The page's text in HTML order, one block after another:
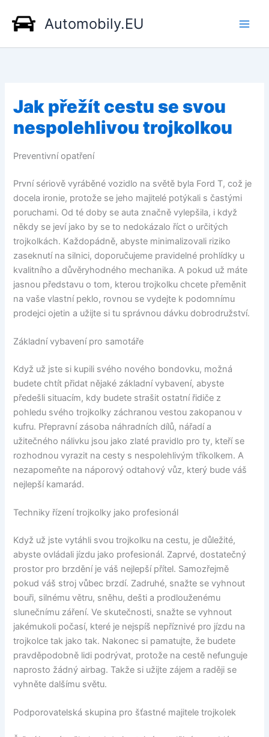
obsah
Automobily.EU
Jak přežít cestu se svou
nespolehlivou trojkolkou
Preventivní opatření
První sériově vyráběné vozidlo na světě byla Ford T, což je
docela ironie, protože se jeho majitelé potýkali s častými
poruchami. Od té doby se auta značně vylepšila, i když
někdy se jeví jako by se to nedokázalo říct o určitých
trojkolkách. Každopádně, abyste minimalizovali riziko
zaseknutí na silnici, doporučujeme pravidelné prohlídky u
kvalitního a důvěryhodného mechanika. A pokud už máte
jasnou představu o tom, kterou trojkolku chcete přeměnit
na vaše vlastní peklo, rovnou se vydejte k podomnímu
prodejci ojetin a užijte si tu správnou dávku dobrodružství.
Základní vybavení pro samotáře
Když už jste si kupili svého nového bondovku, možná
budete chtít přidat nějaké základní vybavení, abyste
předešli situacím, kdy budete strašit ostatní řidiče z
pohledu svého trojkolky záchranou vestou zakopanou v
kufru. Přepravní zásoba náhradních dílů, nářadí a
užitečného nálivku jsou jako zlaté pravidlo pro ty, kteří se
rozhodnou vyrazit na cesty s nespolehlivým tříkolkem. A
nezapomeňte na náporový odtahový vůz, který bude váš
nejlepší kamarád.
Techniky řízení trojkolky jako profesionál
Když už jste vytáhli svou trojkolku na cestu, je důležité,
abyste ovládali jízdu jako profesionál. Zaprvé, dostatečný
prostor pro brzdění je váš nejlepší přítel. Samozřejmě
pokud váš stroj vůbec brzdí. Zadruhé, snažte se vyhnout
bouři, silnému větru, sněhu, dešti a prodlouženému
slunečnímu záření. Ve skutečnosti, snažte se vyhnout
jakémukoli počasí, které je nejspíš nepříznivé pro jízdu na
trojkolce tak jako tak. Nakonec si pamatujte, že budete
pravděpodobně lidi podrývat, protože na cestě nefunguje
naprosto žádný airbag. Takže si užijte zájem a raději se
vyhněte dalšímu světu.
Podporovatelská skupina pro šťastné majitele trojkolek